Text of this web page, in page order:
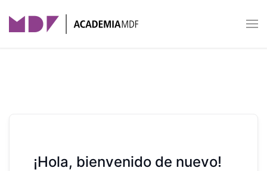
Skip to main content
¡Hola, bienvenido de nuevo!